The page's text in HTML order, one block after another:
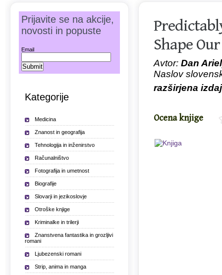
Shape
Avtor: Dan
Naslov
razširjena
Ocena knjige
Prijavite se na akcije,
novosti in popuste
Email
Kategorije
Medicina
Znanost in geografija
Tehnologija in inženirstvo
Računalništvo
Fotografija in umetnost
Biografije
Slovarji in jezikoslovje
Otroške knjige
Kriminalke in trilerji
Znanstvena fantastika in grozljivi
romani
Ljubezenski romani
Strip, anima in manga